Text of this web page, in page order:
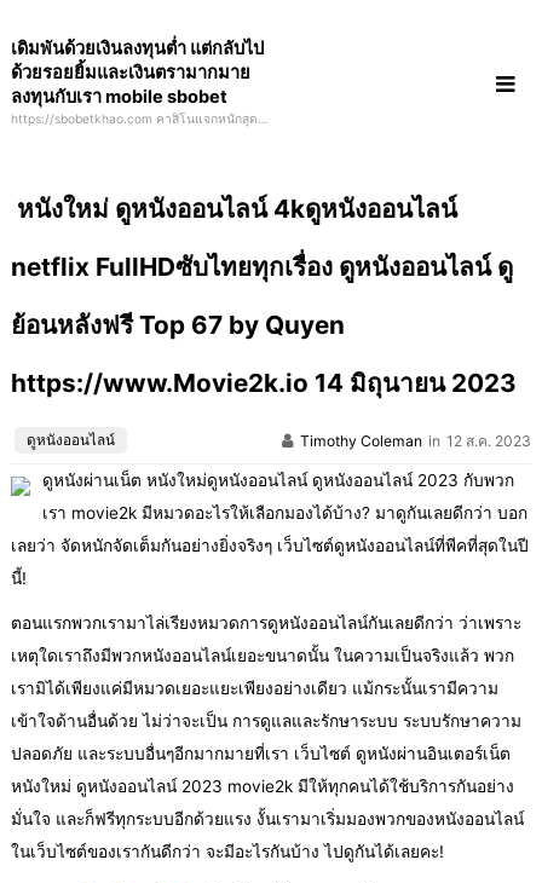
Skip
to
content
เดิมพันด้วยเงินลงทุนต่ำ แต่กลับไป
ด้วยรอยยิ้มและเงินตรามากมาย
ลงทุนกับเรา mobile sbobet
https://sbobetkhao.com คาสิโนแจกหนักสุดๆ
หนังใหม่ ดูหนังออนไลน์ 4kดูหนังออนไลน์
netflix FullHDซับไทยทุกเรื่อง ดูหนังออนไลน์ ดู
ย้อนหลังฟรี Top 67 by Quyen
https://www.Movie2k.io 14 มิถุนายน 2023
ดูหนังออนไลน์ Timothy Coleman in 12 ส.ค. 2023
ดูหนังผ่านเน็ต หนังใหม่ดูหนังออนไลน์ ดูหนังออนไลน์ 2023 กับพวก
เรา movie2k มีหมวดอะไรให้เลือกมองได้บ้าง? มาดูกันเลยดีกว่า บอก
เลยว่า จัดหนักจัดเต็มกันอย่างยิ่งจริงๆ เว็บไซต์ดูหนังออนไลน์ที่พีคที่สุดในปี
นี้!
ตอนแรกพวกเรามาไล่เรียงหมวดการดูหนังออนไลน์กันเลยดีกว่า ว่าเพราะ
เหตุใดเราถึงมีพวกหนังออนไลน์เยอะขนาดนั้น ในความเป็นจริงแล้ว พวก
เรามิได้เพียงแค่มีหมวดเยอะแยะเพียงอย่างเดียว แม้กระนั้นเรามีความ
เข้าใจด้านอื่นด้วย ไม่ว่าจะเป็น การดูแลและรักษาระบบ ระบบรักษาความ
ปลอดภัย และระบบอื่นๆอีกมากมายที่เรา เว็บไซต์ ดูหนังผ่านอินเตอร์เน็ต
หนังใหม่ ดูหนังออนไลน์ 2023 movie2k มีให้ทุกคนได้ใช้บริการกันอย่าง
มั่นใจ และก็ฟรีทุกระบบอีกด้วยแรง งั้นเรามาเริ่มมองพวกของหนังออนไลน์
ในเว็บไซต์ของเรากันดีกว่า จะมีอะไรกันบ้าง ไปดูกันได้เลยคะ!